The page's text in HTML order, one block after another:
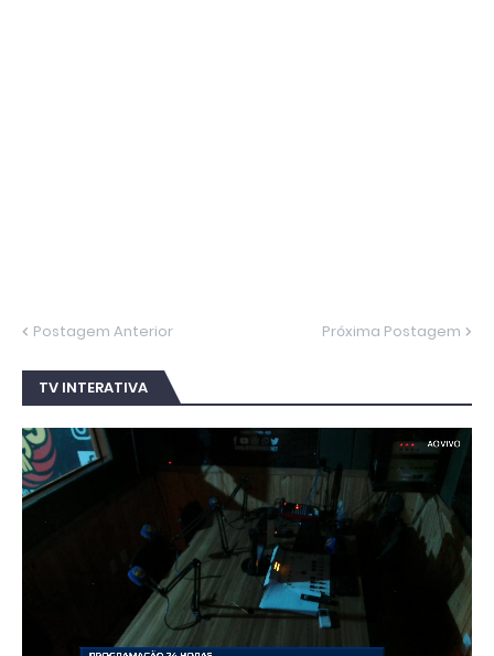
Postagem Anterior Próxima Postagem
TV INTERATIVA